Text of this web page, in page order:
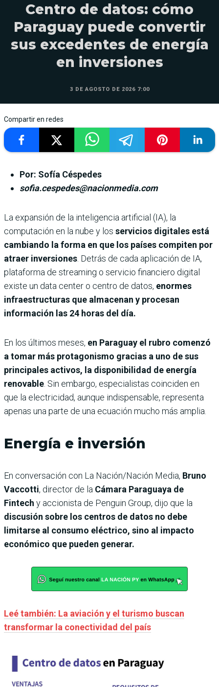
Centro de datos: cómo
Paraguay puede convertir
sus excedentes de energía
en inversiones
3 DE AGOSTO DE 2026 7:00
Compartir en redes
Por: Sofía Céspedes
sofia.cespedes@nacionmedia.com
La expansión de la inteligencia artificial (IA), la
computación en la nube y los servicios digitales está
cambiando la forma en que los países compiten por
atraer inversiones . Detrás de cada aplicación de IA,
plataforma de streaming o servicio financiero digital
existe un data center o centro de datos, enormes
infraestructuras que almacenan y procesan
información las 24 horas del día.
En los últimos meses, en Paraguay el rubro comenzó
a tomar más protagonismo gracias a uno de sus
principales activos, la disponibilidad de energía
renovable . Sin embargo, especialistas coinciden en
que la electricidad, aunque indispensable, representa
apenas una parte de una ecuación mucho más amplia.
Energía e inversión
En conversación con La Nación/Nación Media, Bruno
Vaccotti, director de la Cámara Paraguaya de
Fintech y accionista de Penguin Group, dijo que la
discusión sobre los centros de datos no debe
limitarse al consumo eléctrico, sino al impacto
económico que pueden generar.
Leé también: La aviación y el turismo buscan
transformar la conectividad del país